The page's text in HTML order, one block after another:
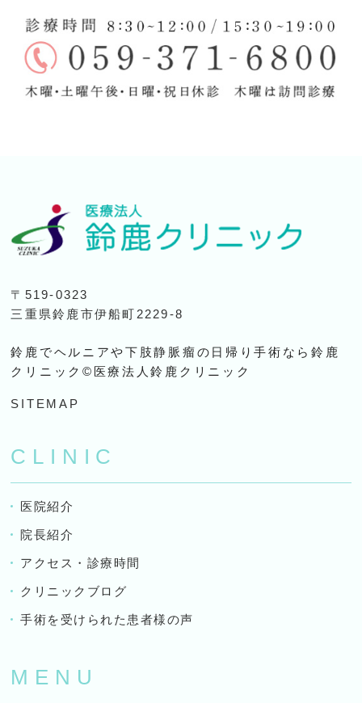
〒519-0323
三重県鈴鹿市伊船町2229-8
鈴鹿でヘルニアや下肢静脈瘤の日帰り手術なら鈴鹿
クリニック©医療法人鈴鹿クリニック
SITEMAP
CLINIC
医院紹介
院長紹介
アクセス・診療時間
クリニックブログ
手術を受けられた患者様の声
MENU